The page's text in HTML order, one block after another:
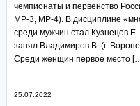
чемпионаты и первенство
МР-3, МР-4). В дисциплине
среди мужчин стал Кузнецов
занял Владимиров В. (г.
Среди женщин первое место
25.07.2022